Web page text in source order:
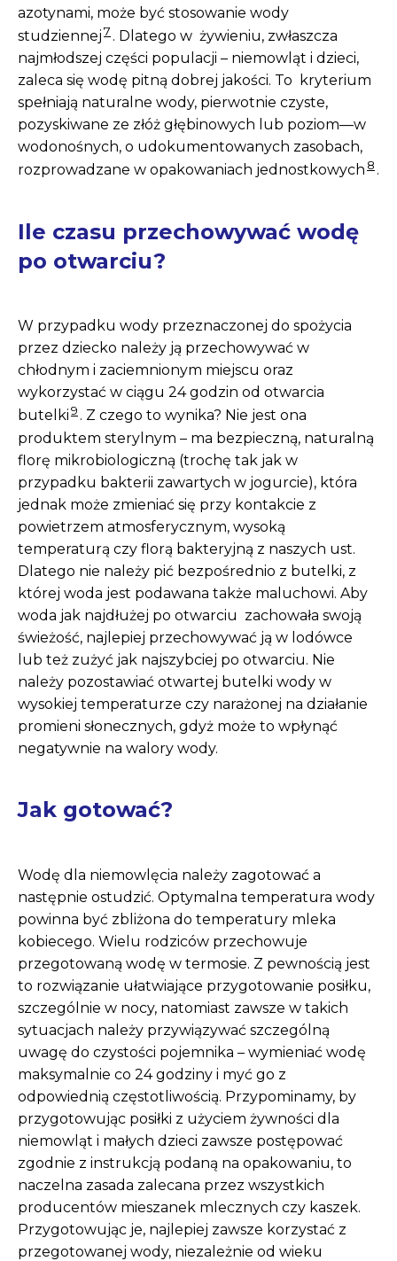
azotynami, może być stosowanie wody
studziennej7 . Dlatego w żywieniu, zwłaszcza
najmłodszej części populacji – niemowląt i dzieci,
zaleca się wodę pitną dobrej jakości. To kryterium
spełniają naturalne wody, pierwotnie czyste,
pozyskiwane ze złóż głębinowych lub poziom—w
wodonośnych, o udokumentowanych zasobach,
rozprowadzane w opakowaniach jednostkowych 8 .
Ile czasu przechowywać wodę
po otwarciu?
W przypadku wody przeznaczonej do spożycia
przez dziecko należy ją przechowywać w
chłodnym i zaciemnionym miejscu oraz
wykorzystać w ciągu 24 godzin od otwarcia
butelki9 . Z czego to wynika? Nie jest ona
produktem sterylnym – ma bezpieczną, naturalną
florę mikrobiologiczną (trochę tak jak w
przypadku bakterii zawartych w jogurcie), która
jednak może zmieniać się przy kontakcie z
powietrzem atmosferycznym, wysoką
temperaturą czy florą bakteryjną z naszych ust.
Dlatego nie należy pić bezpośrednio z butelki, z
której woda jest podawana także maluchowi. Aby
woda jak najdłużej po otwarciu zachowała swoją
świeżość, najlepiej przechowywać ją w lodówce
lub też zużyć jak najszybciej po otwarciu. Nie
należy pozostawiać otwartej butelki wody w
wysokiej temperaturze czy narażonej na działanie
promieni słonecznych, gdyż może to wpłynąć
negatywnie na walory wody.
Jak gotować?
Wodę dla niemowlęcia należy zagotować a
następnie ostudzić. Optymalna temperatura wody
powinna być zbliżona do temperatury mleka
kobiecego. Wielu rodziców przechowuje
przegotowaną wodę w termosie. Z pewnością jest
to rozwiązanie ułatwiające przygotowanie posiłku,
szczególnie w nocy, natomiast zawsze w takich
sytuacjach należy przywiązywać szczególną
uwagę do czystości pojemnika – wymieniać wodę
maksymalnie co 24 godziny i myć go z
odpowiednią częstotliwością. Przypominamy, by
przygotowując posiłki z użyciem żywności dla
niemowląt i małych dzieci zawsze postępować
zgodnie z instrukcją podaną na opakowaniu, to
naczelna zasada zalecana przez wszystkich
producentów mieszanek mlecznych czy kaszek.
Przygotowując je, najlepiej zawsze korzystać z
przegotowanej wody, niezależnie od wieku